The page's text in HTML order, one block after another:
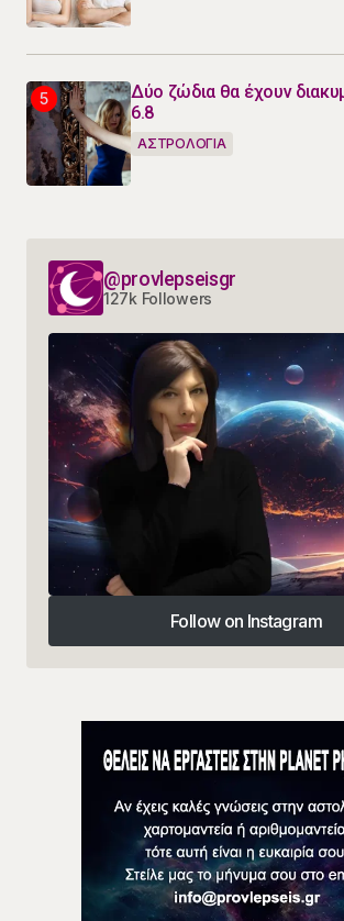
Δύο ζώδια θα έχουν
6.8
ΑΣΤΡΟΛΟΓΙΑ
@provlepseisgr
127k Followers
Follow on Instagram
Follow on Instagram